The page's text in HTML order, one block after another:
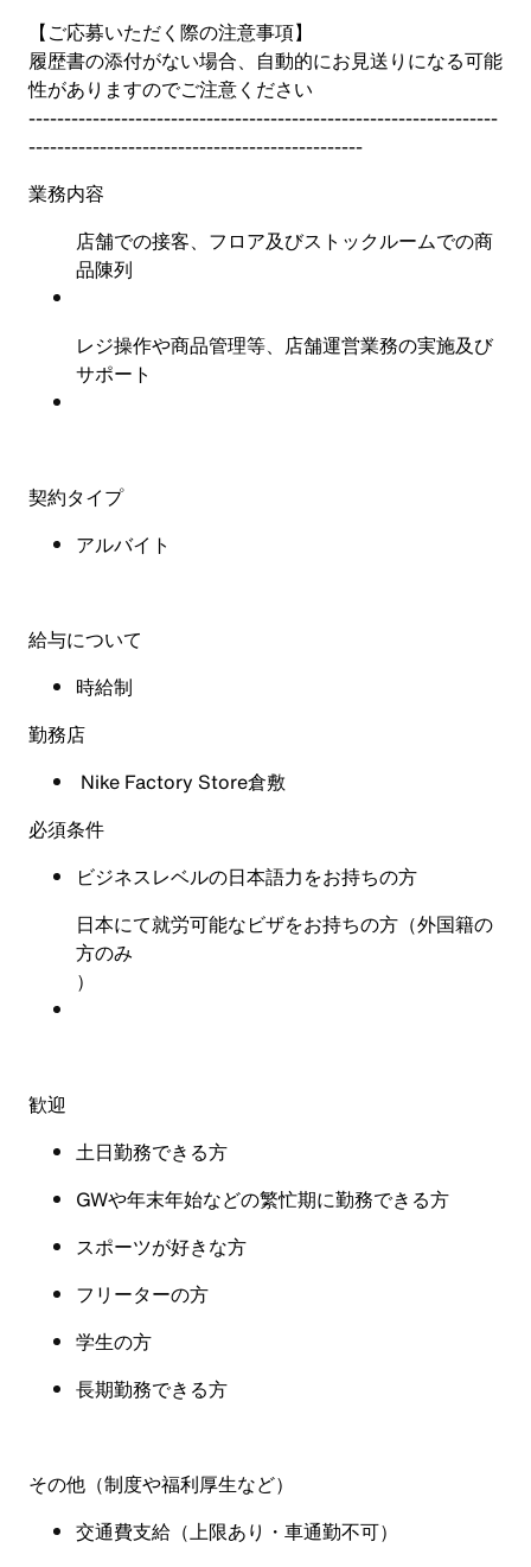
【ご応募いただく際の注意事項】
履歴書の添付がない場合、自動的にお見送りになる可能
性がありますのでご注意ください
------------------------------------------------------------------
-----------------------------------------------
業務内容
店舗での接客、フロア及びストックルームでの商
品陳列
レジ操作や商品管理等、店舗運営業務の実施及び
サポート
契約タイプ
アルバイト
給与について
時給制
勤務店
Nike Factory Store倉敷
必須条件
ビジネスレベルの日本語力をお持ちの方
日本にて就労可能なビザをお持ちの方（外国籍の
方のみ
）
歓迎
土日勤務できる方
GWや年末年始などの繁忙期に勤務できる方
スポーツが好きな方
フリーターの方
学生の方
長期勤務できる方
その他（制度や福利厚生など）
交通費支給（上限あり・ 車通勤不可）